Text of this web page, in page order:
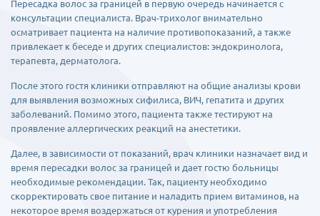
Пересадка волос за границей в первую очередь начинается с
консультации специалиста. Врач-трихолог внимательно
осматривает пациента на наличие противопоказаний, а также
привлекает к беседе и других специалистов: эндокринолога,
терапевта, дерматолога.
После этого гостя клиники отправляют на общие анализы крови
для выявления возможных сифилиса, ВИЧ, гепатита и других
заболеваний. Помимо этого, пациента также тестируют на
проявление аллергических реакций на анестетики.
Далее, в зависимости от показаний, врач клиники назначает вид и
время пересадки волос за границей и дает гостю больницы
необходимые рекомендации. Так, пациенту необходимо
скорректировать свое питание и наладить прием витаминов, на
некоторое время воздержаться от курения и употребления